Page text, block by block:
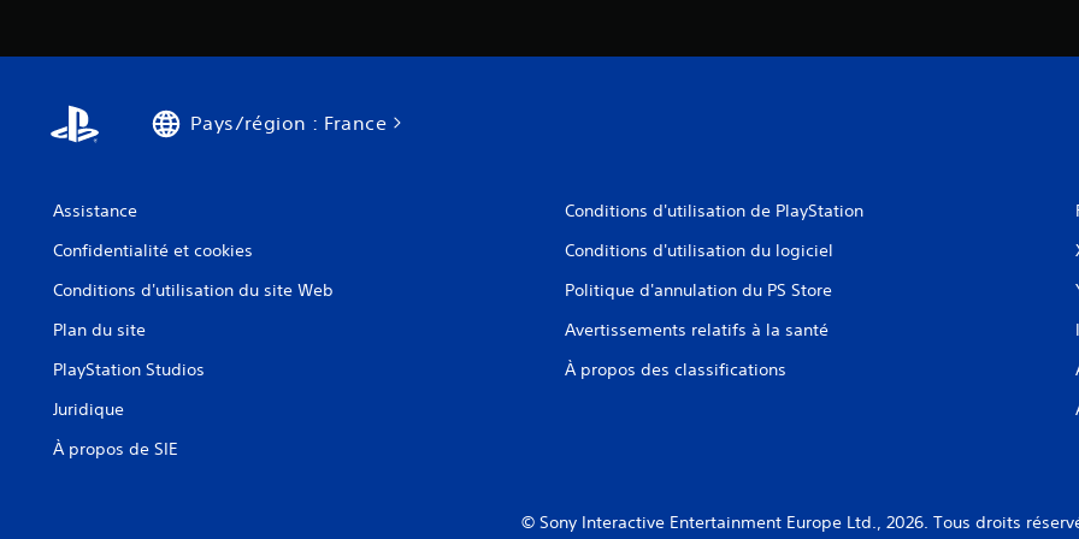
Pays/région : France
Assistance
Confidentialité et cookies
Conditions d'utilisation du site Web
Plan du site
PlayStation Studios
Juridique
À propos de SIE
Conditions d'utilisation de PlayStation
Conditions d'utilisation du logiciel
Politique d'annulation du PS Store
Avertissements relatifs à la santé
À propos des classifications
© Sony Interactive Entertainment Europe Ltd., 2026. Tous droits